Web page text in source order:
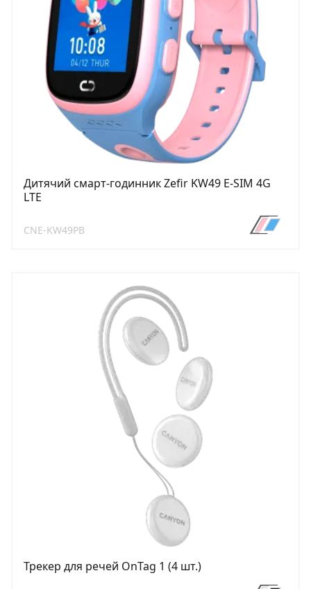
Дитячий смарт-годинник Zefir KW49 E-SIM 4G
LTE
CNE-KW49PB
Трекер для речей OnTag 1 (4 шт.)